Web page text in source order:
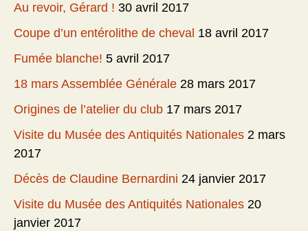
Au revoir, Gérard ! 30 avril 2017
Coupe d’un entérolithe de cheval 18 avril 2017
Fumée blanche! 5 avril 2017
18 mars Assemblée Générale 28 mars 2017
Origines de l’atelier du club 17 mars 2017
Visite du Musée des Antiquités Nationales 2 mars
2017
Décès de Claudine Bernardini 24 janvier 2017
Visite du Musée des Antiquités Nationales 20
janvier 2017